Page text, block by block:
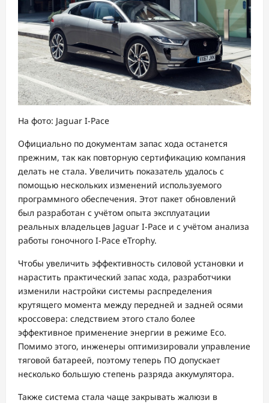
На фото: Jaguar I-Pace
Официально по документам запас хода останется
прежним, так как повторную сертификацию компания
делать не стала. Увеличить показатель удалось с
помощью нескольких изменений используемого
программного обеспечения. Этот пакет обновлений
был разработан с учётом опыта эксплуатации
реальных владельцев Jaguar I-Pace и с учётом анализа
работы гоночного I-Pace eTrophy.
Чтобы увеличить эффективность силовой установки и
нарастить практический запас хода, разработчики
изменили настройки системы распределения
крутящего момента между передней и задней осями
кроссовера: следствием этого стало более
эффективное применение энергии в режиме Eco.
Помимо этого, инженеры оптимизировали управление
тяговой батареей, поэтому теперь ПО допускает
несколько большую степень разряда аккумулятора.
Также система стала чаще закрывать жалюзи в